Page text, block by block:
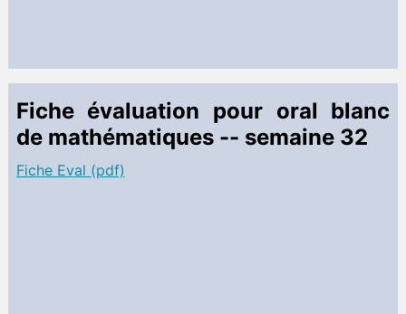
Fiche évaluation pour oral blanc
de mathématiques -- semaine 32
Fiche Eval (pdf)